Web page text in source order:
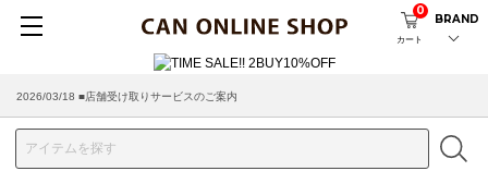
カート
0
BRAND
2026/03/18 ■店舗受け取りサービスのご案内